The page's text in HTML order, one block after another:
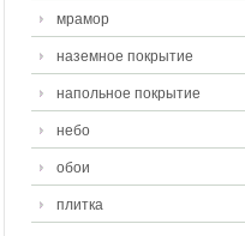
мрамор
наземное покрытие
напольное покрытие
небо
обои
плитка